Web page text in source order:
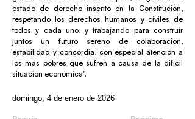
estado de derecho inscrito en la Constitución,
respetando los derechos humanos y civiles de
todos y cada uno, y trabajando para construir
juntos un futuro sereno de colaboración,
estabilidad y concordia, con especial atención a
los más pobres que sufren a causa de la difícil
situación económica".
domingo, 4 de enero de 2026